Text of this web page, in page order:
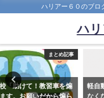
ハリアー６０のブロ
ハリ
軽自動車のライトバンってなん
なくなったんや？